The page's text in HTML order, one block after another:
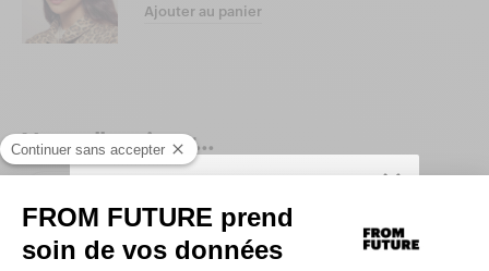
Ajouter au panier
Vous allez aimer...
SIGN UP TO UNLOCK YOUR PERSONAL
CODE ANDGET 10% OFF YOUR FIRST